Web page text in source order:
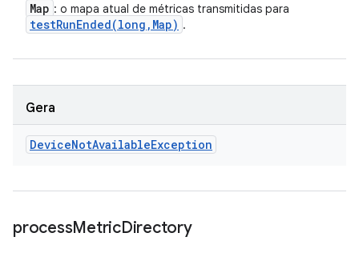
Map : o mapa atual de métricas transmitidas para
testRunEnded(long , Map) .
Gera
DeviceNotAvailableException
processMetricDirectory